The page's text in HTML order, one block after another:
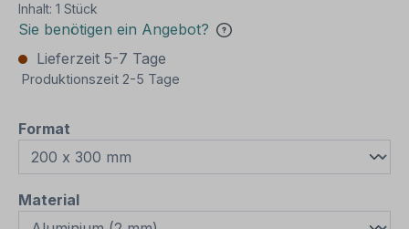
Inhalt: 1 Stück
Sie benötigen ein Angebot?
Lieferzeit 5-7 Tage
Produktionszeit 2-5 Tage
Format
Materialauswählen